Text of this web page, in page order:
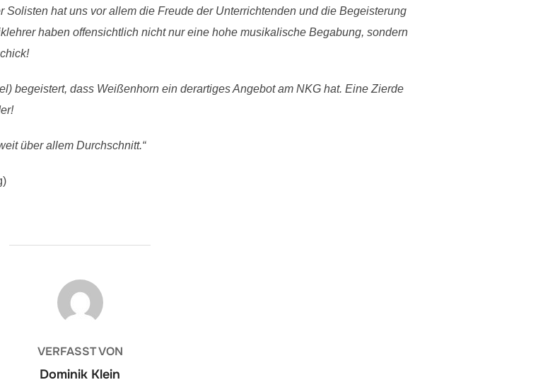
hat uns vor allem die Freude der Unterrichtenden und die Begeisterung
haben offensichtlich nicht nur eine hohe musikalische Begabung, sondern
begeistert, dass Weißenhorn ein derartiges Angebot am NKG hat. Eine Zierde
über allem Durchschnitt.“
BEITRAGSAUTOR
VERFASST VON
Dominik Klein